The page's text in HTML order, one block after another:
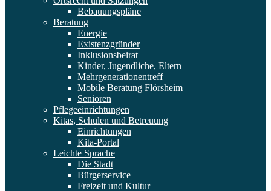
Bebauungspläne
Beratung
Energie
Existenzgründer
Inklusionsbeirat
Kinder, Jugendliche, Eltern
Mehrgenerationentreff
Mobile Beratung Flörsheim
Senioren
Pflegeeinrichtungen
Kitas, Schulen und Betreuung
Einrichtungen
Kita-Portal
Leichte Sprache
Die Stadt
Bürgerservice
Freizeit und Kultur